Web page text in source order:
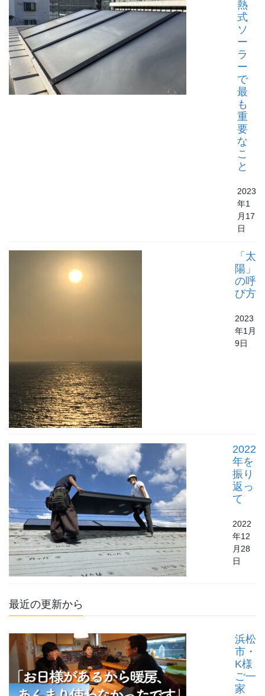
熱
式
ソ
ー
ラ
ー
で
最
も
重
要
な
こ
と
2023
年1
月17
日
「太
陽」
の呼
び方
2023
年1月
9日
2022
年を
振り
返っ
て
2022
年12
月28
日
最近の更新から
浜松
市・
K様
ご一
家